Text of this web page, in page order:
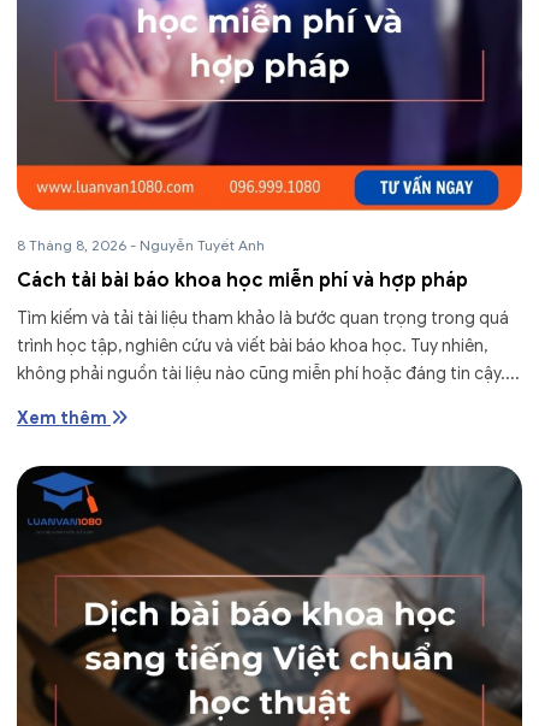
8 Tháng 8, 2026 - Nguyễn Tuyết Anh
Cách tải bài báo khoa học miễn phí và hợp pháp
Tìm kiếm và tải tài liệu tham khảo là bước quan trọng trong quá
trình học tập, nghiên cứu và viết bài báo khoa học. Tuy nhiên,
không phải nguồn tài liệu nào cũng miễn phí hoặc đáng tin cậy....
Xem thêm